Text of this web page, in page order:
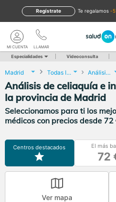
te regalamos -
Regístrate
LLAMAR
MI CUENTA
Especialidades Videoconsulta
Madrid Todas las localidades Análisis Clínicos
Análisis de celiaquía e
la provincia de Madrid
Seleccionamos para ti los
médicos con precios desde 72
Centros destacados El más
72
Ver mapa